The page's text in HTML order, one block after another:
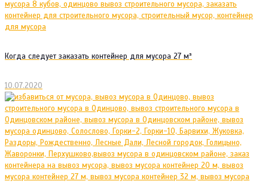
Когда следует заказать контейнер для мусора 27 м³
10.07.2020